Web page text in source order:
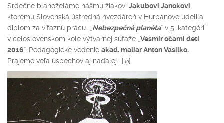
Srdečne blahoželáme nášmu žiakovi Jakubovi Janokovi,
ktorému Slovenská ústredná hvezdáreň v Hurbanove udelila
diplom za víťaznú prácu „ Nebezpečná planéta“ v 5. kategórii
v celoslovenskom kole výtvarnej súťaže „ Vesmír očami detí
2016“. Pedagogické vedenie akad. maliar Anton Vasilko.
Prajeme veľa úspechov aj naďalej… [vj]